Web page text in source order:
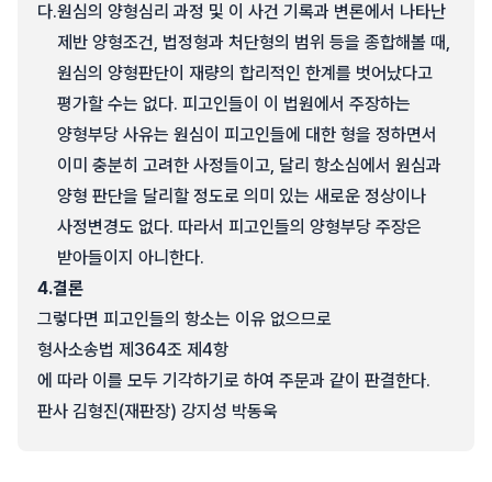
다.원심의 양형심리 과정 및 이 사건 기록과 변론에서 나타난
제반 양형조건, 법정형과 처단형의 범위 등을 종합해볼 때,
원심의 양형판단이 재량의 합리적인 한계를 벗어났다고
평가할 수는 없다. 피고인들이 이 법원에서 주장하는
양형부당 사유는 원심이 피고인들에 대한 형을 정하면서
이미 충분히 고려한 사정들이고, 달리 항소심에서 원심과
양형 판단을 달리할 정도로 의미 있는 새로운 정상이나
사정변경도 없다. 따라서 피고인들의 양형부당 주장은
받아들이지 아니한다.
4.결론
그렇다면 피고인들의 항소는 이유 없으므로
형사소송법 제364조 제4항
에 따라 이를 모두 기각하기로 하여 주문과 같이 판결한다.
판사 김형진(재판장) 강지성 박동욱